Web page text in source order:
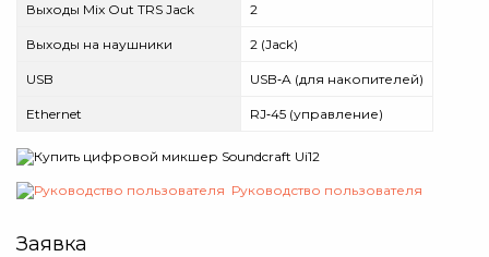
Выходы Mix Out TRS Jack 2
Выходы на наушники 2 (Jack)
USB USB‑A (для накопителей)
Ethernet RJ‑45 (управление)
Руководство пользователя
Заявка